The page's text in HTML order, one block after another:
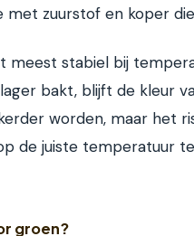
met zuurstof en koper
meest stabiel bij
bakt, blijft de kleur
worden, maar het
de juiste temperatuur
groen?